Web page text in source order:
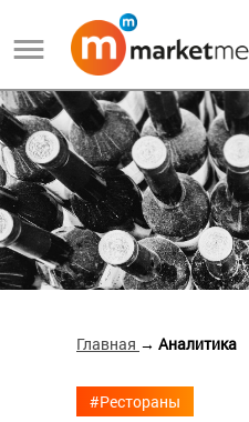
Главная → Аналитика
#Рестораны